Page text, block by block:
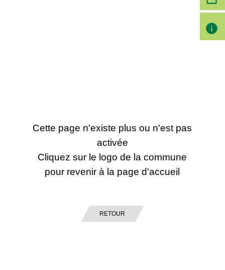
Cette page n'existe plus ou n'est pas
activée
Cliquez sur le logo de la commune
pour revenir à la page d'accueil
RETOUR
info